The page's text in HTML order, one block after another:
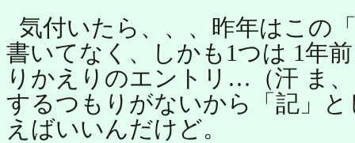
気付いたら、、、昨年はこの
書いてなく、しかも1つは 1年
りかえりのエントリ…（汗 ま
するつもりがないから「記」
えばいいんだけど。